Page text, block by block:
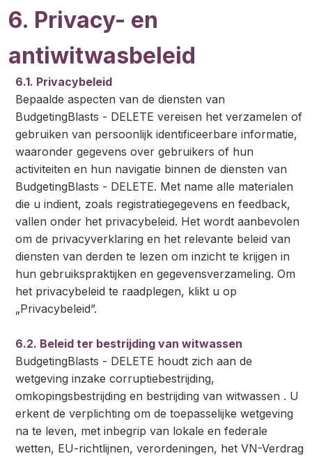
6. Privacy- en
antiwitwasbeleid
6.1. Privacybeleid
Bepaalde aspecten van de diensten van
BudgetingBlasts - DELETE vereisen het verzamelen of
gebruiken van persoonlijk identificeerbare informatie,
waaronder gegevens over gebruikers of hun
activiteiten en hun navigatie binnen de diensten van
BudgetingBlasts - DELETE. Met name alle materialen
die u indient, zoals registratiegegevens en feedback,
vallen onder het privacybeleid. Het wordt aanbevolen
om de privacyverklaring en het relevante beleid van
diensten van derden te lezen om inzicht te krijgen in
hun gebruikspraktijken en gegevensverzameling. Om
het privacybeleid te raadplegen, klikt u op
„Privacybeleid”.
6.2. Beleid ter bestrijding van witwassen
BudgetingBlasts - DELETE houdt zich aan de
wetgeving inzake corruptiebestrijding,
omkopingsbestrijding en bestrijding van witwassen . U
erkent de verplichting om de toepasselijke wetgeving
na te leven, met inbegrip van lokale en federale
wetten, EU-richtlijnen, verordeningen, het VN-Verdrag